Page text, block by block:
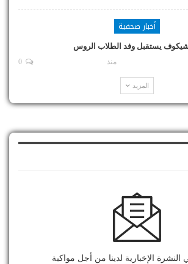
أخبار صحفية
يستقبل وفد الطلاب الروس
منذ
المزيد
الإخبارية لدينا من أجل مواكبة